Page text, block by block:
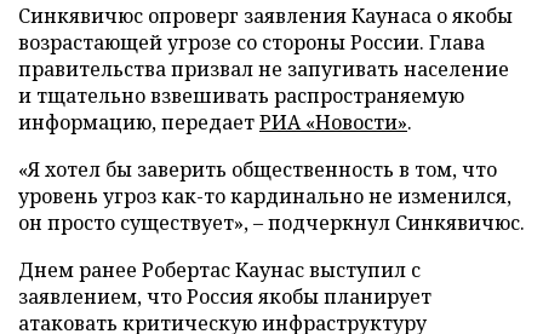
Синкявичюс опроверг заявления Каунаса о якобы
возрастающей угрозе со стороны России. Глава
правительства призвал не запугивать население
и тщательно взвешивать распространяемую
информацию, передаетРИА «Новости».
«Я хотел бы заверить общественность в том, что
уровень угроз как-то кардинально не изменился,
он просто существует», – подчеркнул Синкявичюс.
Днем ранее Робертас Каунас выступил с
заявлением, что Россия якобы планирует
атаковать критическую инфраструктуру